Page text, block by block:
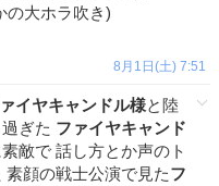
の大ホラ吹き)
8月1日(土) 7:51
イヤキャンドル様と陸
ぎた ファイヤキャンド
敵で 話し方とか声のト
顔の戦士公演で見たフ